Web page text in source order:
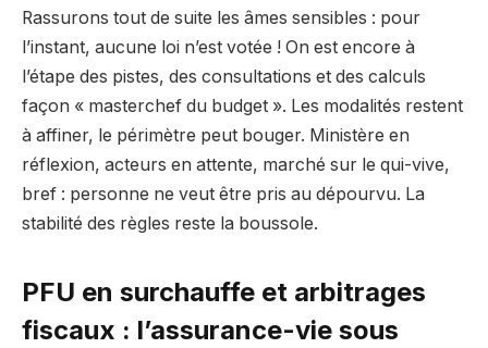
Rassurons tout de suite les âmes sensibles : pour
l’instant, aucune loi n’est votée ! On est encore à
l’étape des pistes, des consultations et des calculs
façon « masterchef du budget ». Les modalités restent
à affiner, le périmètre peut bouger. Ministère en
réflexion, acteurs en attente, marché sur le qui-vive,
bref : personne ne veut être pris au dépourvu. La
stabilité des règles reste la boussole.
PFU en surchauffe et arbitrages
fiscaux : l’assurance-vie sous